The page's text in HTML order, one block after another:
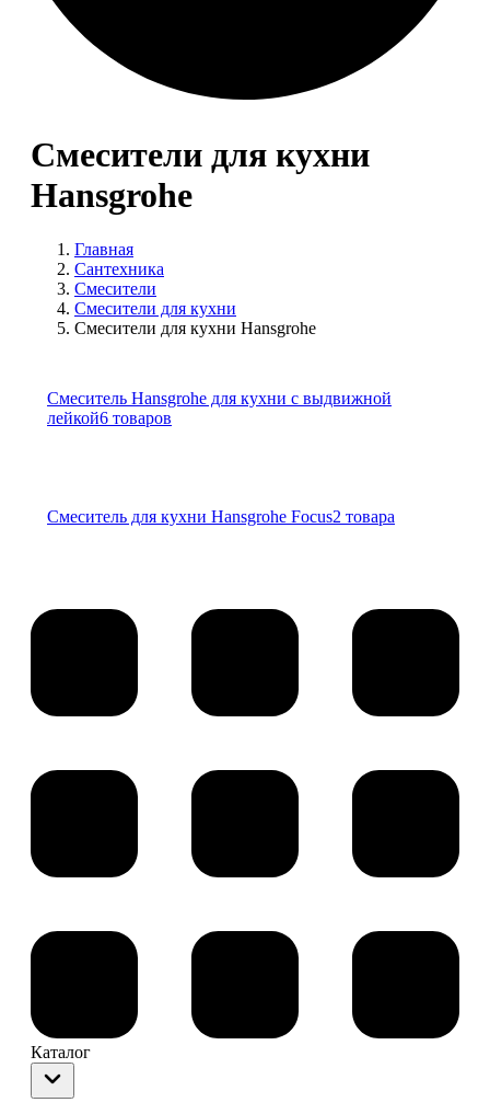
Смесители для кухни
Hansgrohe
Главная
Сантехника
Смесители
Смесители для кухни
Смесители для кухни Hansgrohe
Смеситель Hansgrohe для кухни с выдвижной
лейкой6 товаров
Смеситель для кухни Hansgrohe Focus2 товара
Каталог